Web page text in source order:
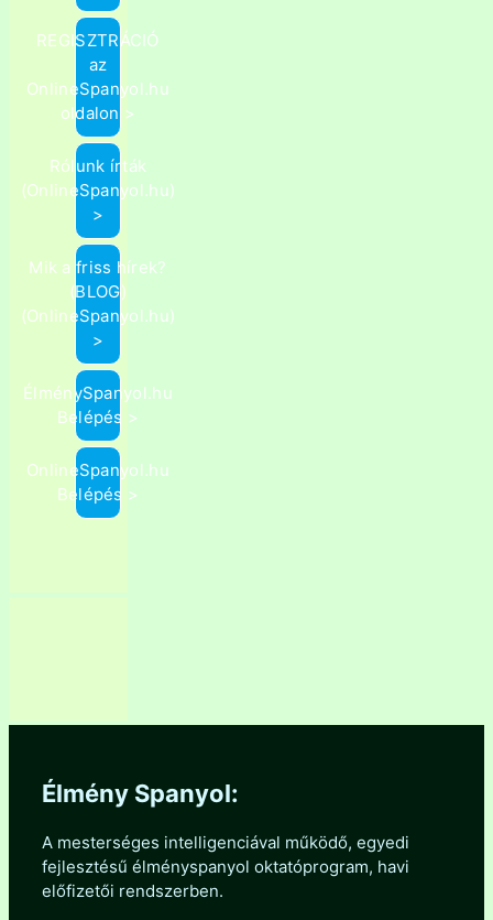
REGISZTRÁCIÓ
az
OnlineSpanyol.hu
oldalon >
Rólunk írták
(OnlineSpanyol.hu)
>
Mik a friss hírek?
(BLOG)
(OnlineSpanyol.hu)
>
ÉlménySpanyol.hu
Belépés >
OnlineSpanyol.hu
Belépés >
Élmény Spanyol:
A mesterséges intelligenciával működő, egyedi
fejlesztésű élményspanyol oktatóprogram, havi
előfizetői rendszerben.